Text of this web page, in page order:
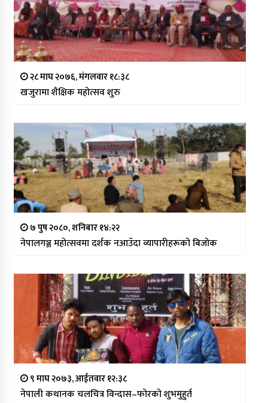
२८ माघ २०७६, मंगलवार १८:३८
खजुरामा शैक्षिक महोत्सव शुरु
७ पुष २०८०, शनिबार १४:२२
नेपालगञ्ज महोत्सवमा दर्शक नआउँदा व्यापारीहरूको बिजोक
९ माघ २०७३, आईतवार १२:३८
नेपाली कथानक चलचित्र विन्दास–फोरको शुभमुहुर्त